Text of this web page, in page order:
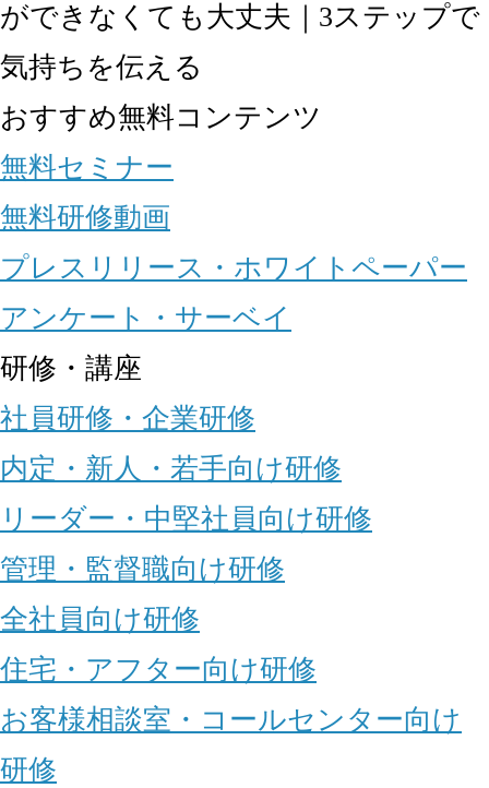
ができなくても大丈夫｜3ステップで
気持ちを伝える
おすすめ無料コンテンツ
無料セミナー
無料研修動画
プレスリリース・ホワイトペーパー
アンケート・サーベイ
研修・講座
社員研修・企業研修
内定・新人・若手向け研修
リーダー・中堅社員向け研修
管理・監督職向け研修
全社員向け研修
住宅・アフター向け研修
お客様相談室・コールセンター向け
研修